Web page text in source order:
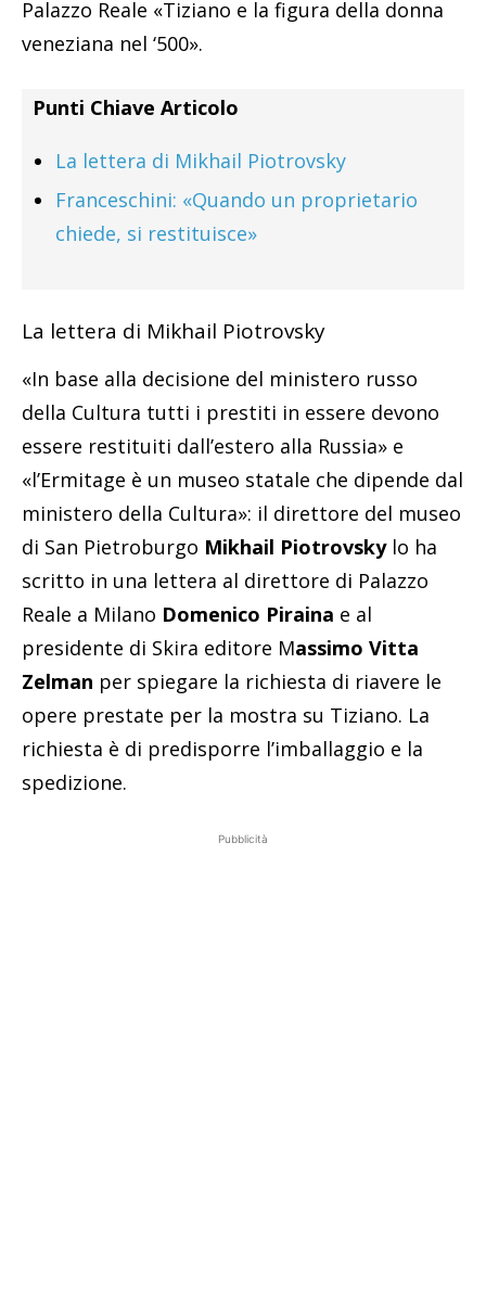
Palazzo Reale «Tiziano e la figura della donna
veneziana nel ‘500».
Punti Chiave Articolo
La lettera di Mikhail Piotrovsky
Franceschini: «Quando un proprietario
chiede, si restituisce»
La lettera di Mikhail Piotrovsky
«In base alla decisione del ministero russo
della Cultura tutti i prestiti in essere devono
essere restituiti dall’estero alla Russia» e
«l’Ermitage è un museo statale che dipende dal
ministero della Cultura»: il direttore del museo
di San Pietroburgo Mikhail Piotrovsky lo ha
scritto in una lettera al direttore di Palazzo
Reale a Milano Domenico Piraina e al
presidente di Skira editore Massimo Vitta
Zelman per spiegare la richiesta di riavere le
opere prestate per la mostra su Tiziano. La
richiesta è di predisporre l’imballaggio e la
spedizione.
Pubblicità